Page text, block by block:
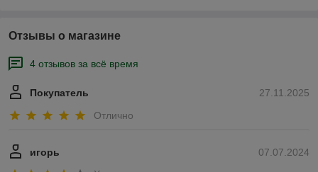
Отзывы о магазине
4 отзывов за всё время
27.11.2025
Покупатель
Отлично
07.07.2024
игорь